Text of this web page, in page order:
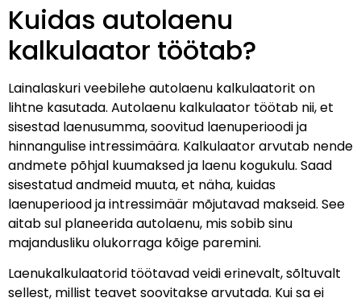
Kuidas autolaenu
kalkulaator töötab?
Lainalaskuri veebilehe autolaenu kalkulaatorit on
lihtne kasutada. Autolaenu kalkulaator töötab nii, et
sisestad laenusumma, soovitud laenuperioodi ja
hinnangulise intressimäära. Kalkulaator arvutab nende
andmete põhjal kuumaksed ja laenu kogukulu. Saad
sisestatud andmeid muuta, et näha, kuidas
laenuperiood ja intressimäär mõjutavad makseid. See
aitab sul planeerida autolaenu, mis sobib sinu
majandusliku olukorraga kõige paremini.
Laenukalkulaatorid töötavad veidi erinevalt, sõltuvalt
sellest, millist teavet soovitakse arvutada. Kui sa ei